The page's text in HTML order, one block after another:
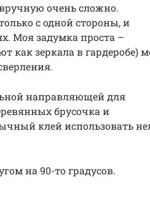
очень сложно.
с одной стороны, и
Моя задумка проста –
как зеркала в гардеробе)
направляющей для
брусочка и
клей использовать
на 90-то градусов.